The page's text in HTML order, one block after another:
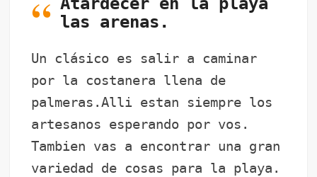
las arenas.
Un clásico es salir a caminar
por la costanera llena de
palmeras.Alli estan siempre los
artesanos esperando por vos.
Tambien vas a encontrar una gran
variedad de cosas para la playa.